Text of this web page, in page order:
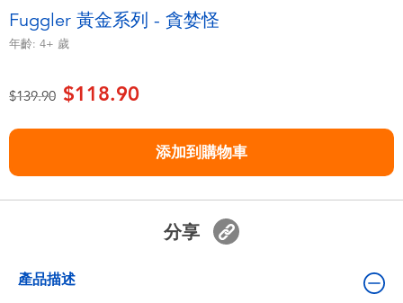
角色扮演及造型系列
毛毛公仔玩具
電池
Globber高樂寶
Fuggler 黃金系列 - 貪婪怪
年齡: 4+ 歲
價格從
$139.90至$118.90
添加到購物車
分享
產品描述